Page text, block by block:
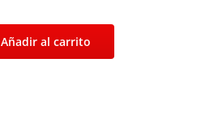
Añadir al carrito